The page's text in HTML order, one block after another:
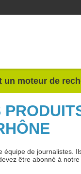
un moteur de
de journalistes.
être abonné à